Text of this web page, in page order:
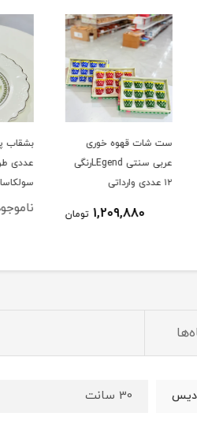
شات قهوه خوری
عربی سنتی LEgendرنگی
1,209,880 تومان
عددی طرح گندم
سولکاساSC3942
ناموجود
دیس 30 سانت